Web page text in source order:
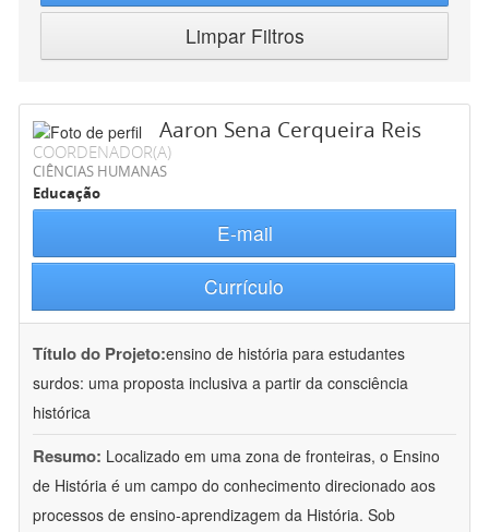
Limpar Filtros
Aaron Sena Cerqueira Reis
COORDENADOR(A)
CIÊNCIAS HUMANAS
Educação
E-mail
Currículo
Título do Projeto:ensino de história para estudantes
surdos: uma proposta inclusiva a partir da consciência
histórica
Resumo: Localizado em uma zona de fronteiras, o Ensino
de História é um campo do conhecimento direcionado aos
processos de ensino-aprendizagem da História. Sob